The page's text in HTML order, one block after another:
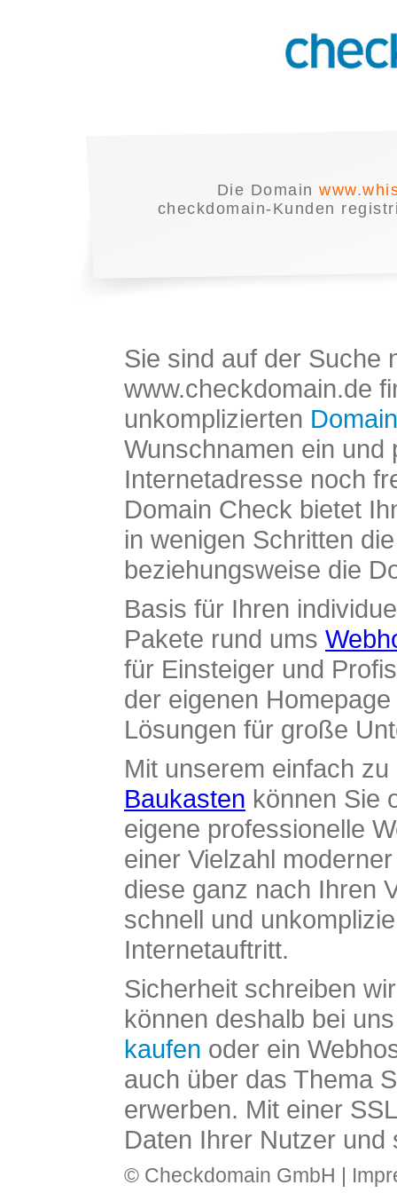
Die Domain
checkdomain-Kunden
Sie sind auf der Suche
www.checkdomain.de
unkomplizierten
Wunschnamen ein und
Internetadresse noch
Domain Check bietet
in wenigen Schritten
beziehungsweise die
Basis für Ihren
Pakete rund ums
für Einsteiger und
der eigenen
Lösungen für große
Mit unserem einfach
Baukasten können Sie
eigene professionelle
einer Vielzahl
diese ganz nach Ihren
schnell und
Internetauftritt.
Sicherheit schreiben
können deshalb bei
kaufen oder ein
auch über das Thema
erwerben. Mit einer
Daten Ihrer Nutzer und
© Checkdomain GmbH |